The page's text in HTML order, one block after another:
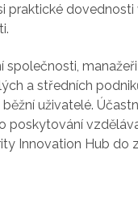
praktické dovednosti
společnosti,
a středních
běžní uživatelé.
poskytování
Innovation Hub do